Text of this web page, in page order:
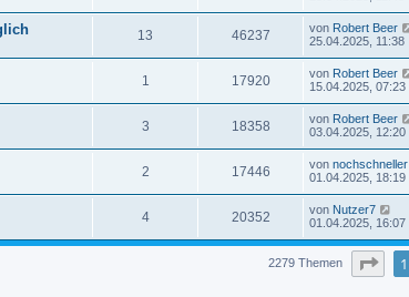
13 46237 von Robert Beer
25.04.2025, 11:38
1 17920 von Robert Beer
15.04.2025, 07:23
3 18358 von Robert Beer
03.04.2025, 12:20
2 17446 von nochschneller
01.04.2025, 18:19
4 20352 von Nutzer7
01.04.2025, 16:07
2279 Themen Seite1